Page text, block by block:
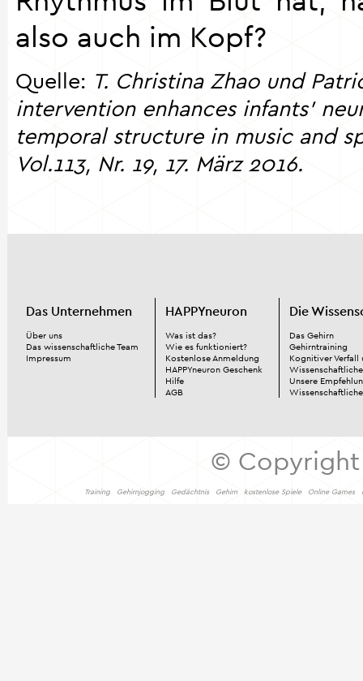
also auch im Kopf?
Quelle: T. Christina Zhao und
intervention enhances infants’
temporal structure in music and
Vol.113, Nr. 19, 17. März 2016.
Das Unternehmen
Über uns
Das wissenschaftliche Team
Impressum
HAPPYneuron
Was ist das?
Wie es funktioniert?
Kostenlose Anmeldung
HAPPYneuron Geschenk
Hilfe
AGB
Die
Das Gehirn
Gehirntraining
Kognitiver Verfall
Unsere
© Copyright
Training Gehirnjogging Gedächtnis Gehirn kostenlose Spiele Online Games